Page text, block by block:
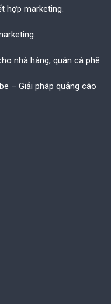
hợp marketing.
nhà hàng, quán cà phê
– Giải pháp quảng cáo